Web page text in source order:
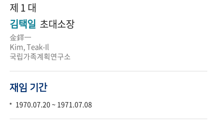
제 1 대
김택일 초대소장
金鐸一
Kim, Teak-Il
국립가족계획연구소
재임 기간
1970.07.20 ~ 1971.07.08